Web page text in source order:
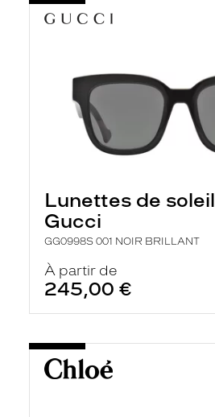
Lunettes de soleil
Gucci
GG0998S 001 NOIR BRILLANT
À partir de
245,00 €